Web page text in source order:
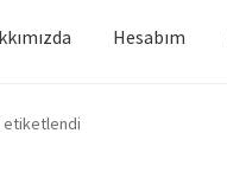
Hesabım
Hesabım Mağaza
etiketlendi